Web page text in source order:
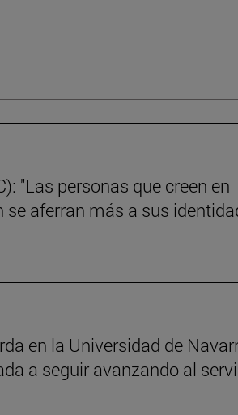
"Las personas que creen en
aferran más a sus
en la Universidad de
a seguir avanzando al